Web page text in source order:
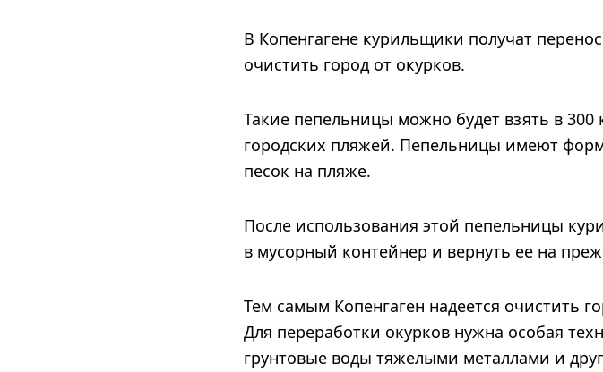
В Копенгагене курильщики получат
очистить город от окурков.
Такие пепельницы можно будет взять в 300
городских пляжей. Пепельницы имеют
песок на пляже.
После использования этой пепельницы
в мусорный контейнер и вернуть ее на
Тем самым Копенгаген надеется очистить
Для переработки окурков нужна особая
грунтовые воды тяжелыми металлами и